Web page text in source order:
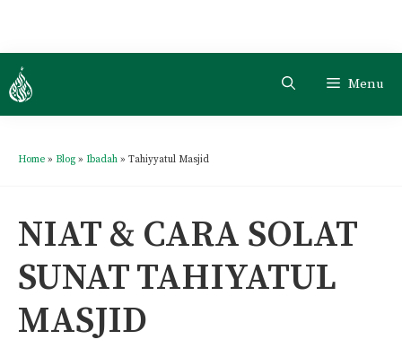
Menu
Home » Blog » Ibadah » Tahiyyatul Masjid
NIAT & CARA SOLAT
SUNAT TAHIYATUL
MASJID